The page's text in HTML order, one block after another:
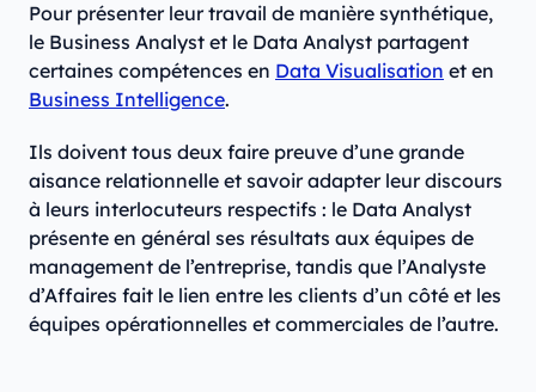
Pour présenter leur travail de manière synthétique,
le Business Analyst et le Data Analyst partagent
certaines compétences en Data Visualisation et en
Business Intelligence.
Ils doivent tous deux faire preuve d’une grande
aisance relationnelle et savoir adapter leur discours
à leurs interlocuteurs respectifs : le Data Analyst
présente en général ses résultats aux équipes de
management de l’entreprise, tandis que l’Analyste
d’Affaires fait le lien entre les clients d’un côté et les
équipes opérationnelles et commerciales de l’autre.